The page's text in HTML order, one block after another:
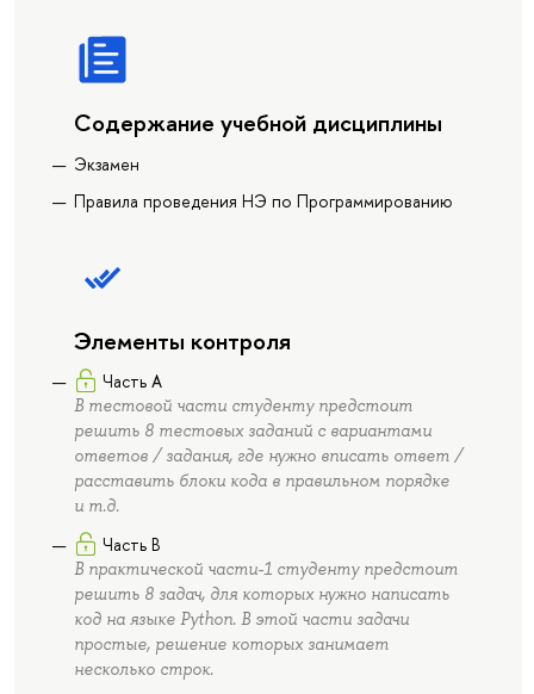
Содержание учебной дисциплины
Экзамен
Правила проведения НЭ по Программированию
Элементы контроля
Часть А
В тестовой части студенту предстоит
решить 8 тестовых заданий с вариантами
ответов / задания, где нужно вписать ответ /
расставить блоки кода в правильном порядке
и т.д.
Часть B
В практической части-1 студенту предстоит
решить 8 задач, для которых нужно написать
код на языке Python. В этой части задачи
простые, решение которых занимает
несколько строк.